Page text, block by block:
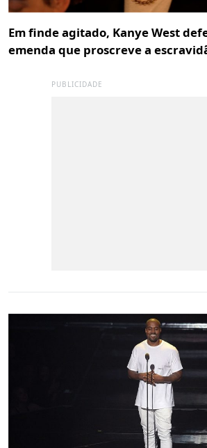
Em finde agitado, Kanye West
emenda que proscreve a
PUBLICIDADE